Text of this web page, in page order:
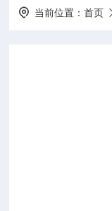
当前位置：首页